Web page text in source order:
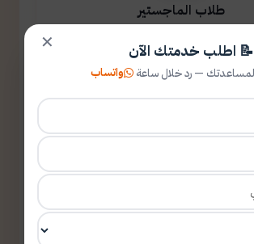
طلاب الماجستير
✕ 📝 اطلب خدمتك الآن
— رد خلال ساعة واتساب